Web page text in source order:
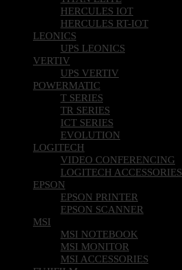
HERCULES IOT
HERCULES RT-IOT
LEONICS
UPS LEONICS
VERTIV
UPS VERTIV
POWERMATIC
T SERIES
TR SERIES
ICT SERIES
EVOLUTION
LOGITECH
VIDEO CONFERENCING
LOGITECH ACCESSORIES
EPSON
EPSON PRINTER
EPSON SCANNER
MSI
MSI NOTEBOOK
MSI MONITOR
MSI ACCESSORIES